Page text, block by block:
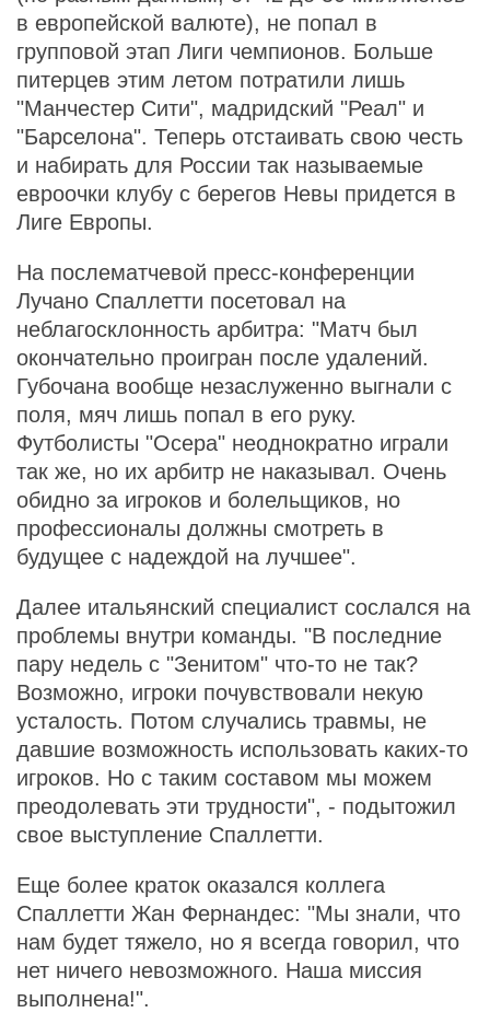
в европейской валюте), не попал в
групповой этап Лиги чемпионов. Больше
питерцев этим летом потратили лишь
"Манчестер Сити", мадридский "Реал" и
"Барселона". Теперь отстаивать свою честь
и набирать для России так называемые
евроочки клубу с берегов Невы придется в
Лиге Европы.
На послематчевой пресс-конференции
Лучано Спаллетти посетовал на
неблагосклонность арбитра: "Матч был
окончательно проигран после удалений.
Губочана вообще незаслуженно выгнали с
поля, мяч лишь попал в его руку.
Футболисты "Осера" неоднократно играли
так же, но их арбитр не наказывал. Очень
обидно за игроков и болельщиков, но
профессионалы должны смотреть в
будущее с надеждой на лучшее".
Далее итальянский специалист сослался на
проблемы внутри команды. "В последние
пару недель с "Зенитом" что-то не так?
Возможно, игроки почувствовали некую
усталость. Потом случались травмы, не
давшие возможность использовать каких-то
игроков. Но с таким составом мы можем
преодолевать эти трудности", - подытожил
свое выступление Спаллетти.
Еще более краток оказался коллега
Спаллетти Жан Фернандес: "Мы знали, что
нам будет тяжело, но я всегда говорил, что
нет ничего невозможного. Наша миссия
выполнена!".